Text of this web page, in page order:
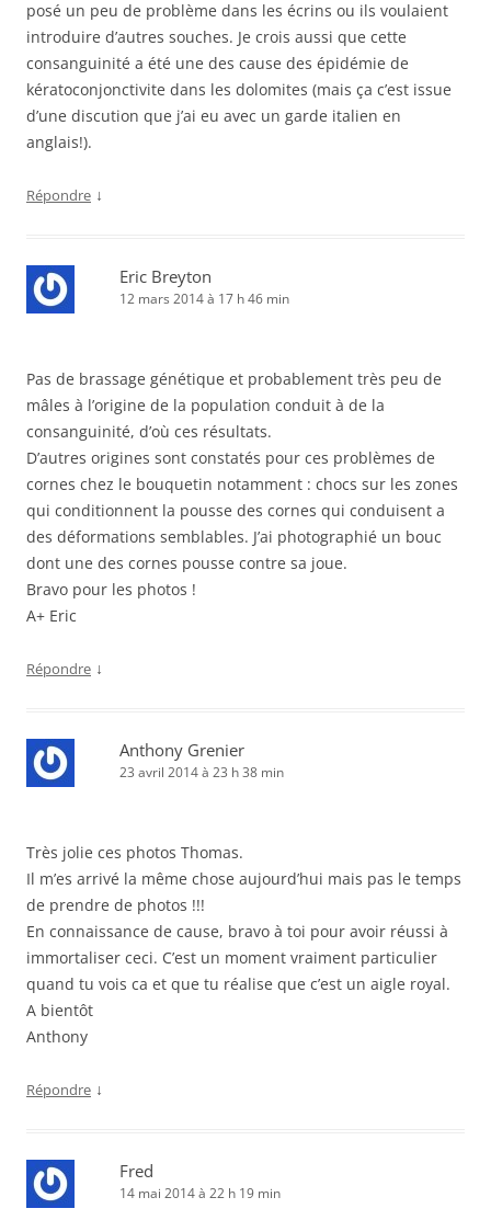
posé un peu de problème dans les écrins ou ils voulaient
introduire d’autres souches. Je crois aussi que cette
consanguinité a été une des cause des épidémie de
kératoconjonctivite dans les dolomites (mais ça c’est issue
d’une discution que j’ai eu avec un garde italien en
anglais!).
Répondre ↓
Eric Breyton
12 mars 2014 à 17 h 46 min
Pas de brassage génétique et probablement très peu de
mâles à l’origine de la population conduit à de la
consanguinité, d’où ces résultats.
D’autres origines sont constatés pour ces problèmes de
cornes chez le bouquetin notamment : chocs sur les zones
qui conditionnent la pousse des cornes qui conduisent a
des déformations semblables. J’ai photographié un bouc
dont une des cornes pousse contre sa joue.
Bravo pour les photos !
A+ Eric
Répondre ↓
Anthony Grenier
23 avril 2014 à 23 h 38 min
Très jolie ces photos Thomas.
Il m’es arrivé la même chose aujourd’hui mais pas le temps
de prendre de photos !!!
En connaissance de cause, bravo à toi pour avoir réussi à
immortaliser ceci. C’est un moment vraiment particulier
quand tu vois ca et que tu réalise que c’est un aigle royal.
A bientôt
Anthony
Répondre ↓
Fred
14 mai 2014 à 22 h 19 min